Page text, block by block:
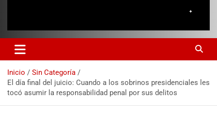
Inicio
Sin Categoría
El día final del juicio: Cuando a los sobrinos presidenciales les
tocó asumir la responsabilidad penal por sus delitos